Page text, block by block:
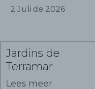
2 Juli de 2026
Jardins de
Terramar
Lees meer